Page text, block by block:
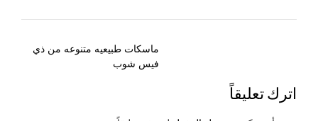
ماسكات طبيعيه متنوعه من ذي
فيس شوب
اترك تعليقاً